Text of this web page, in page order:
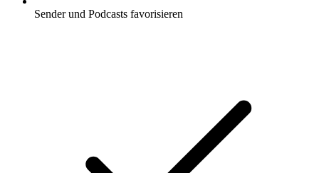
Sender und Podcasts favorisieren